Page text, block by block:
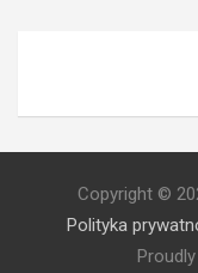
Copyright ©
Polityka